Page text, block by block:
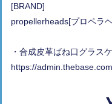
[BRAND]
propellerheads[プロペラ
・合成皮革ばね口グラス
https://